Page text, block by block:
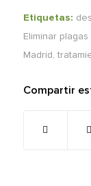
Etiquetas:
Eliminar
Madrid,
Compartir